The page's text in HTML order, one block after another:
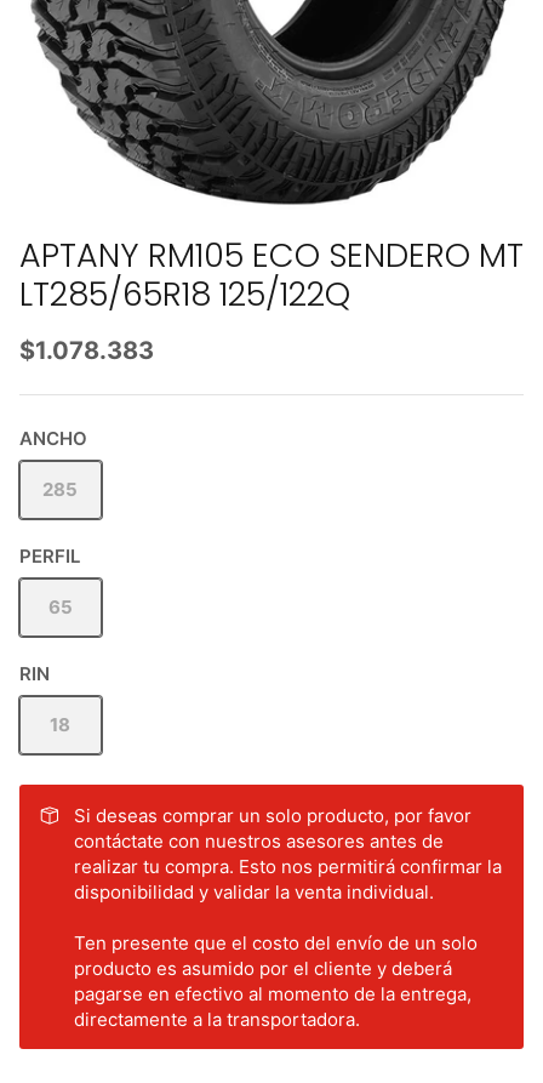
APTANY RM105 ECO SENDERO MT
LT285/65R18 125/122Q
$1.078.383
ANCHO
285
PERFIL
65
RIN
18
Si deseas comprar un solo producto, por favor
contáctate con nuestros asesores antes de
realizar tu compra. Esto nos permitirá confirmar la
disponibilidad y validar la venta individual.
Ten presente que el costo del envío de un solo
producto es asumido por el cliente y deberá
pagarse en efectivo al momento de la entrega,
directamente a la transportadora.